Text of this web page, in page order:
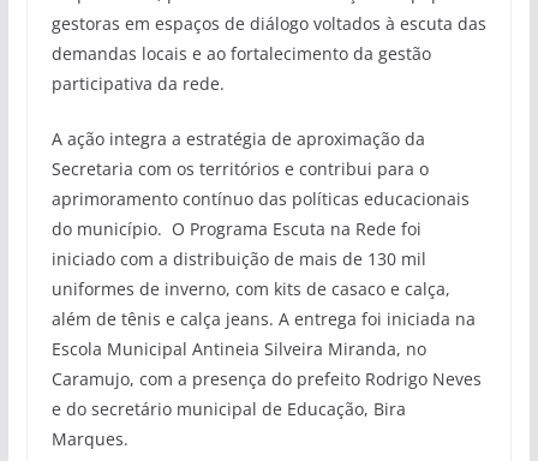
gestoras em espaços de diálogo voltados à escuta das
demandas locais e ao fortalecimento da gestão
participativa da rede.
A ação integra a estratégia de aproximação da
Secretaria com os territórios e contribui para o
aprimoramento contínuo das políticas educacionais
do município. O Programa Escuta na Rede foi
iniciado com a distribuição de mais de 130 mil
uniformes de inverno, com kits de casaco e calça,
além de tênis e calça jeans. A entrega foi iniciada na
Escola Municipal Antineia Silveira Miranda, no
Caramujo, com a presença do prefeito Rodrigo Neves
e do secretário municipal de Educação, Bira
Marques.